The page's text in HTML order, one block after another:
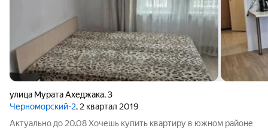
улица Мурата Ахеджака,3
Черноморский-2, 2 квартал 2019
Актуально до 20.08 Хочешь купить квартиру в южном районе